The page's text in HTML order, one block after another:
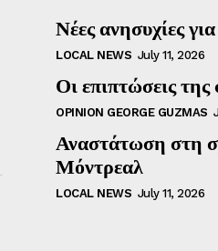
Νέες ανησυχίες
LOCAL NEWS July 11, 2026
Οι επιπτώσεις
OPINION GEORGE GUZMAS
Αναστάτωση στη
Μόντρεαλ
LOCAL NEWS July 11, 2026